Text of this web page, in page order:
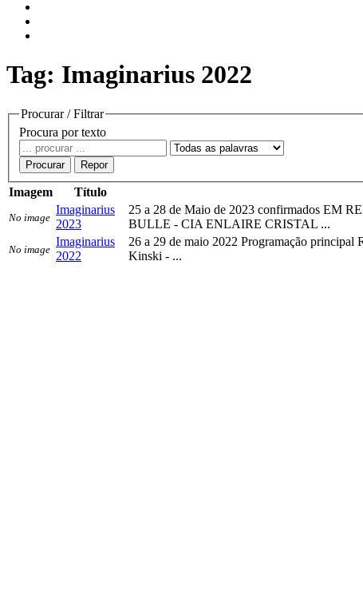
Tag: Imaginarius 2022
Procurar / Filtrar
Procura por texto
Procurar Repor
Imagem Título
No image
Imaginarius
2023
25 a 28 de Maio de 2023 confirmados
BULLE - CIA ENLAIRE CRISTAL ...
No image
Imaginarius
2022
26 a 29 de maio 2022 Programação
Kinski - ...